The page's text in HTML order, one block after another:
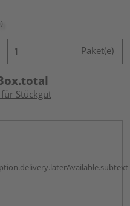
Paket(e)
Stückgut